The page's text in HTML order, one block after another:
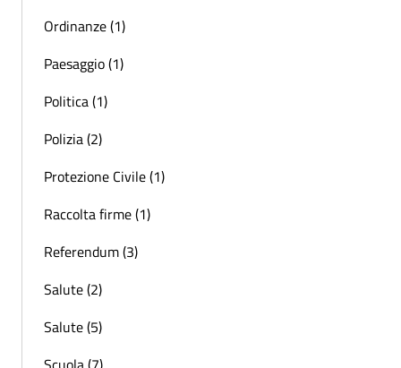
Ordinanze (1)
Paesaggio (1)
Politica (1)
Polizia (2)
Protezione Civile (1)
Raccolta firme (1)
Referendum (3)
Salute (2)
Salute (5)